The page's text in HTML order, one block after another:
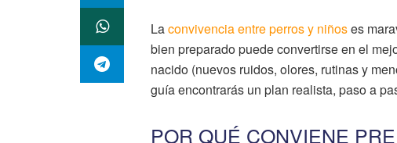
Laconvivencia entre perros y niñoses
bien preparado puede convertirse en el
nacido (nuevos ruidos, olores, rutinas y
guía encontrarás un plan realista, paso a
POR QUÉ CONVIENE